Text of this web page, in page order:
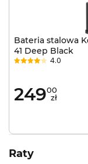
Bateria stalowa
41 Deep Black
4.0
24900
zł
Raty